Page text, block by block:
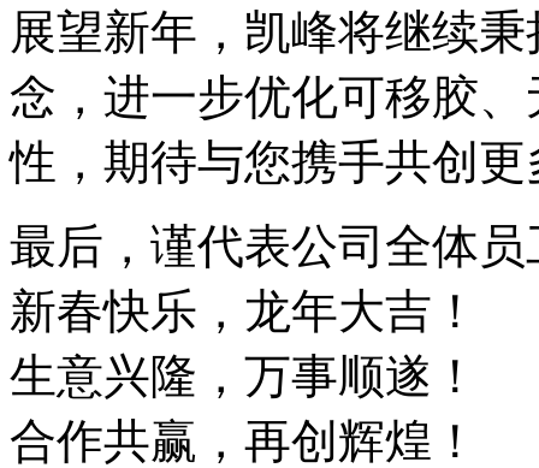
展望新年，凯峰将继续
念，进一步优化可移胶
性，期待与您携手共创
最后，谨代表公司全体
新春快乐，龙年大吉！
生意兴隆，万事顺遂！
合作共赢，再创辉煌！